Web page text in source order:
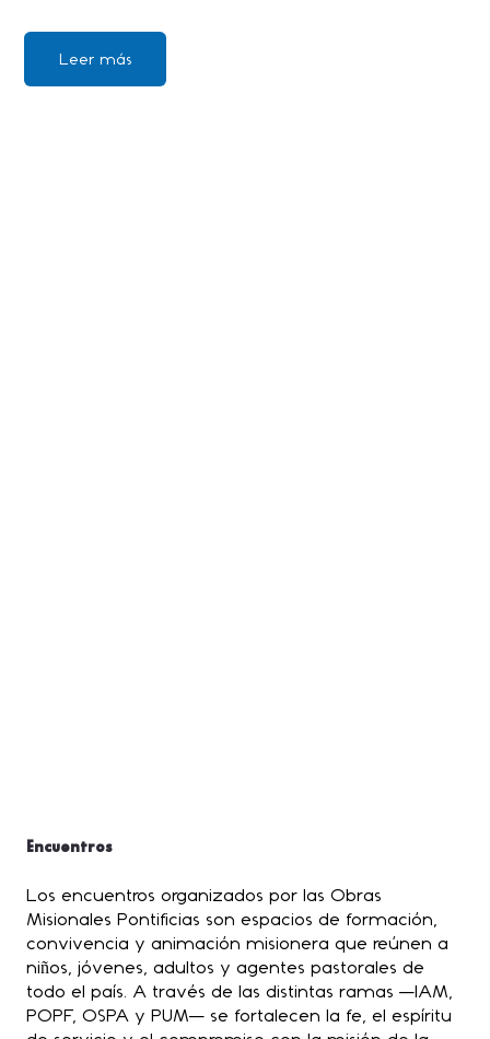
Leer más
Encuentros
Los encuentros organizados por las Obras
Misionales Pontificias son espacios de formación,
convivencia y animación misionera que reúnen a
niños, jóvenes, adultos y agentes pastorales de
todo el país. A través de las distintas ramas —IAM,
POPF, OSPA y PUM— se fortalecen la fe, el espíritu